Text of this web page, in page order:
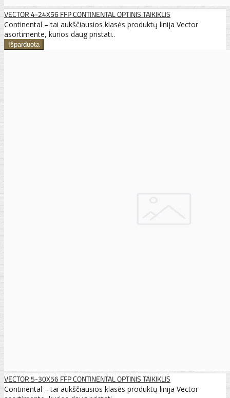
VECTOR 4-24X56 FFP CONTINENTAL OPTINIS TAIKIKLIS
Continental – tai aukščiausios klasės produktų linija Vector
asortimente, kurios daug pristati..
VECTOR 5-30X56 FFP CONTINENTAL OPTINIS TAIKIKLIS
Continental – tai aukščiausios klasės produktų linija Vector